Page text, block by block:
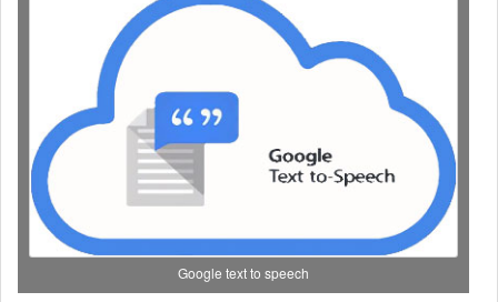
Google text to speech